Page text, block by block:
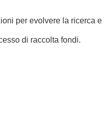
per evolvere la ricerca e
di raccolta fondi.